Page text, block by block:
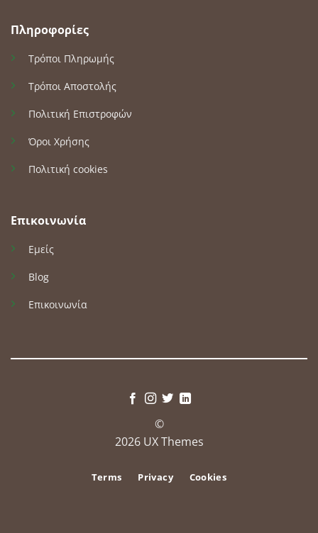
Πληροφορίες
Τρόποι Πληρωμής
Τρόποι Αποστολής
Πολιτική Επιστροφών
Όροι Χρήσης
Πολιτική cookies
Επικοινωνία
Εμείς
Blog
Επικοινωνία
©
2026 UX Themes
Terms Privacy Cookies